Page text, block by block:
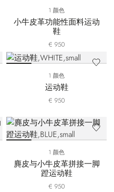
1 颜色
小牛皮革功能性面料运动
鞋
€ 950
1 颜色
运动鞋
€ 950
1 颜色
麂皮与小牛皮革拼接一脚
蹬运动鞋
€ 950